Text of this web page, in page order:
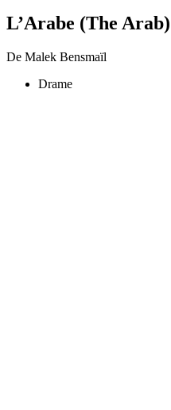
L’Arabe (The Arab)
De Malek Bensmaïl
Drame